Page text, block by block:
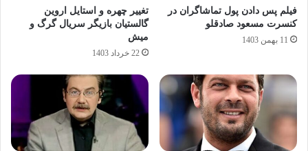
فیلم پس دادن پول تماشاگران در
کنسرت مسعود صادقلو
11 بهمن 1403
تغییر چهره و استایل اروین
گالستیان بازیگر سریال گرگ و
میش
22 خرداد 1403